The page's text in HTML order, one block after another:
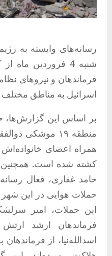
رسانه‌های وابسته به
شنبه 4 فروردین
فرماندهان و نیروهای
اسرائیل به مناطق مختلف
بر اساس این گزارش‌ها،
منطقه ۱۹ موشکی
همراه اعضای خانواده‌اش
کشته شده است.
حامد غفاری، فعال
حملات هوایی در این
این حملات، امیر
فرماندهان ارشد
اسدالله‌نیا، از